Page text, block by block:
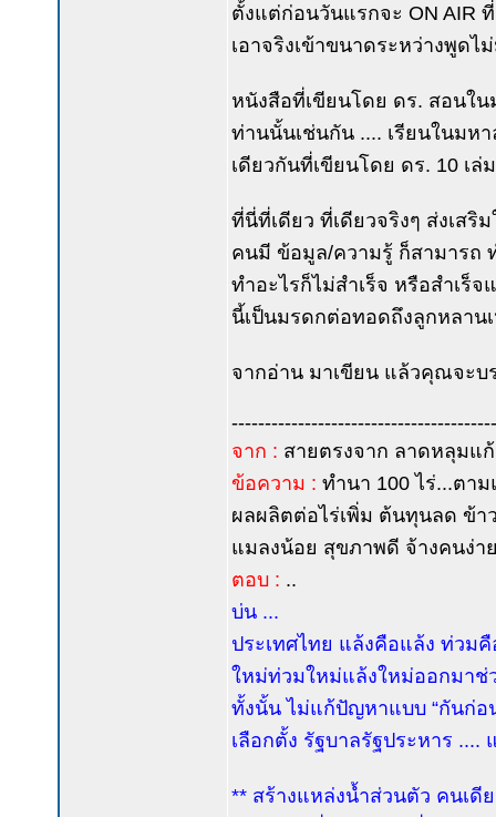
ตั้งแต่ก่อนวันแรกจะ ON AIR
เอาจริงเข้าขนาดระหว่างพูดไ
หนังสือที่เขียนโดย ดร. สอนใน
ท่านนั้นเช่นกัน .... เรียนในมห
เดียวกันที่เขียนโดย ดร. 10 เล่
ที่นี่ที่เดียว ที่เดียวจริงๆ ส่งเส
คนมี ข้อมูล/ความรู้ ก็สามารถ
ทำอะไรก็ไม่สำเร็จ หรือสำเร็
นี้เป็นมรดกต่อทอดถึงลูกหลาน
จากอ่าน มาเขียน แล้วคุณจะบ
จาก : สายตรงจาก ลาดหลุมแ
ข้อความ : ทำนา 100 ไร่...ตา
ผลผลิตต่อไร่เพิ่ม ต้นทุนลด ข้า
แมลงน้อย สุขภาพดี จ้างคนง่า
ตอบ : ..
บ่น ...
ประเทศไทย แล้งคือแล้ง ท่วม
ใหม่ท่วมใหม่แล้งใหม่ออกมา
ทั้งนั้น ไม่แก้ปัญหาแบบ “กันก่อ
เลือกตั้ง รัฐบาลรัฐประหาร ....
** สร้างแหล่งน้ำส่วนตัว คนเดี